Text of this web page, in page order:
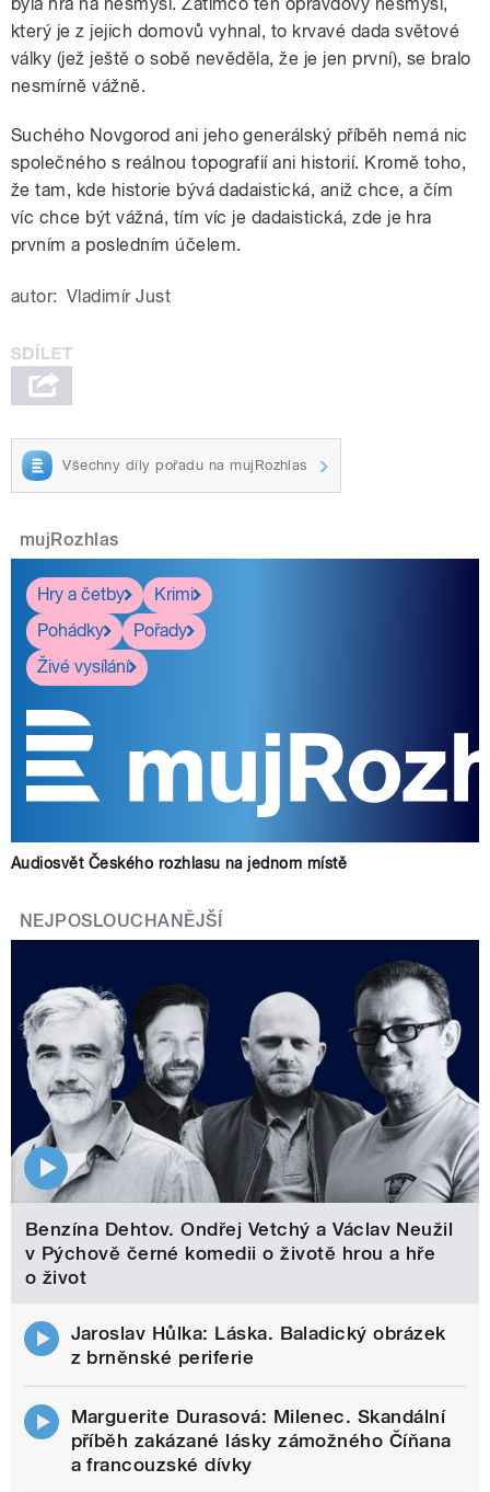
který je z jejich domovů vyhnal, to krvavé dada světové
války (jež ještě o sobě nevěděla, že je jen první), se bralo
nesmírně vážně.
Suchého Novgorod ani jeho generálský příběh nemá nic
společného s reálnou topografií ani historií. Kromě toho,
že tam, kde historie bývá dadaistická, aniž chce, a čím
víc chce být vážná, tím víc je dadaistická, zde je hra
prvním a posledním účelem.
autor: Vladimír Just
Všechny díly pořadu na mujRozhlas
mujRozhlas
Hry a četby
Krimi
Pohádky
Pořady
Živé vysílání
Audiosvět Českého rozhlasu na jednom místě
NEJPOSLOUCHANĚJŠÍ
Benzína Dehtov. Ondřej Vetchý a Václav Neužil
v Pýchově černé komedii o životě hrou a hře
o život
Jaroslav Hůlka: Láska. Baladický obrázek
z brněnské periferie
Marguerite Durasová: Milenec. Skandální
příběh zakázané lásky zámožného Číňana
a francouzské dívky